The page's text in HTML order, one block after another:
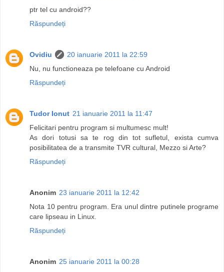
ptr tel cu android??
Răspundeți
Ovidiu
20 ianuarie 2011 la 22:59
Nu, nu functioneaza pe telefoane cu Android
Răspundeți
Tudor Ionut 21 ianuarie 2011 la 11:47
Felicitari pentru program si multumesc mult!
As dori totusi sa te rog din tot sufletul, exista cumva
posibilitatea de a transmite TVR cultural, Mezzo si Arte?
Răspundeți
Anonim 23 ianuarie 2011 la 12:42
Nota 10 pentru program. Era unul dintre putinele programe
care lipseau in Linux.
Răspundeți
Anonim 25 ianuarie 2011 la 00:28